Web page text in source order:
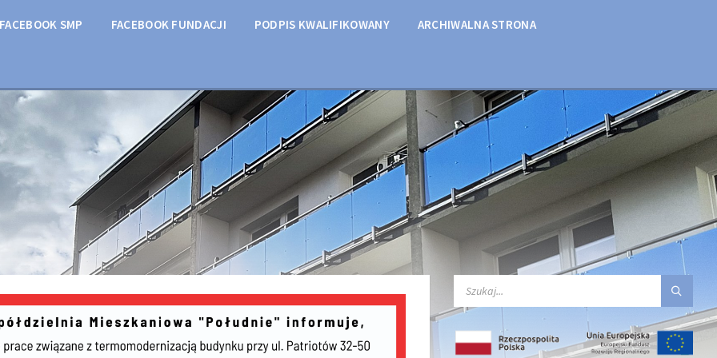
FACEBOOK SMP FACEBOOK FUNDACJI PODPIS KWALIFIKOWANY ARCHIWALNA STRONA